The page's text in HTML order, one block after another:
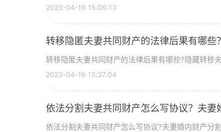
2023-04-19 15:06:13
转移隐匿夫妻共同财产的法律后果有哪些
转移隐匿夫妻共同财产的法律后果有哪些?隐藏转移
2023-04-19 15:27:04
依法分割夫妻共同财产怎么写协议？夫妻
依法分割夫妻共同财产怎么写协议?夫妻婚内财产分